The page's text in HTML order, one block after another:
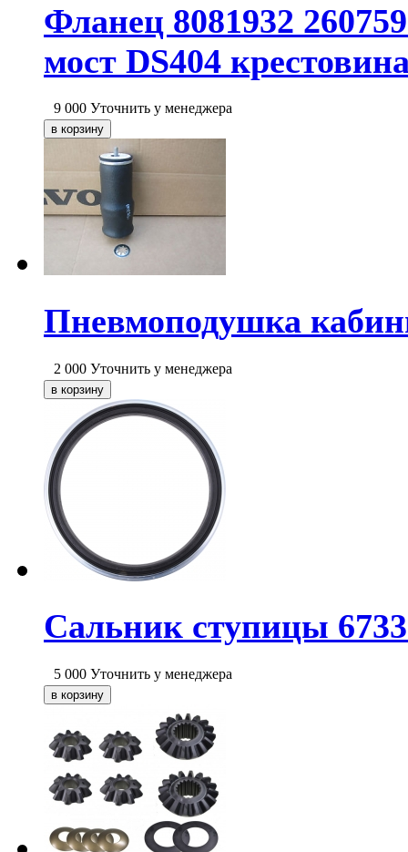
Фланец 8081932
мост DS404
9 000 Уточнить у менеджера
Пневмоподушка
2 000 Уточнить у менеджера
Cальник ступицы
5 000 Уточнить у менеджера